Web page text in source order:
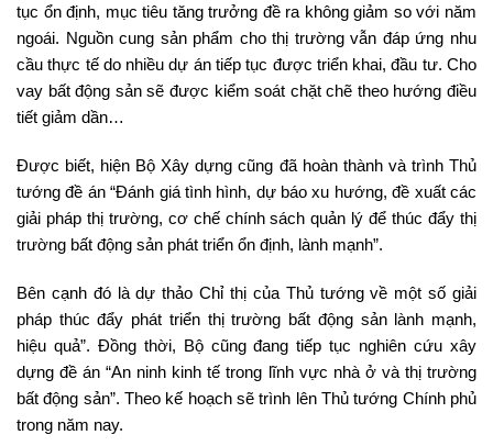
tục ổn định, mục tiêu tăng trưởng đề ra không giảm so với năm
ngoái. Nguồn cung sản phẩm cho thị trường vẫn đáp ứng nhu
cầu thực tế do nhiều dự án tiếp tục được triển khai, đầu tư. Cho
vay bất động sản sẽ được kiểm soát chặt chẽ theo hướng điều
tiết giảm dần…
Được biết, hiện Bộ Xây dựng cũng đã hoàn thành và trình Thủ
tướng đề án “Đánh giá tình hình, dự báo xu hướng, đề xuất các
giải pháp thị trường, cơ chế chính sách quản lý để thúc đẩy thị
trường bất động sản phát triển ổn định, lành mạnh”.
Bên cạnh đó là dự thảo Chỉ thị của Thủ tướng về một số giải
pháp thúc đẩy phát triển thị trường bất động sản lành mạnh,
hiệu quả”. Đồng thời, Bộ cũng đang tiếp tục nghiên cứu xây
dựng đề án “An ninh kinh tế trong lĩnh vực nhà ở và thị trường
bất động sản”. Theo kế hoạch sẽ trình lên Thủ tướng Chính phủ
trong năm nay.